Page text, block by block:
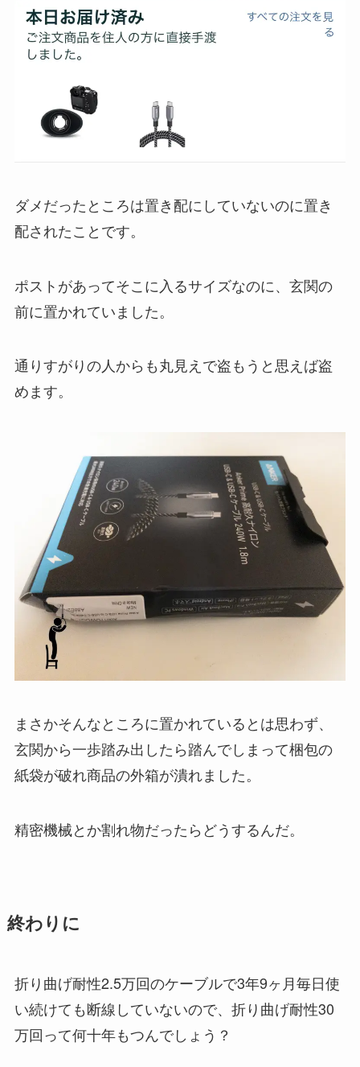
ダメだったところは置き配にしていないのに置き
配されたことです。
ポストがあってそこに入るサイズなのに、玄関の
前に置かれていました。
通りすがりの人からも丸見えで盗もうと思えば盗
めます。
まさかそんなところに置かれているとは思わず、
玄関から一歩踏み出したら踏んでしまって梱包の
紙袋が破れ商品の外箱が潰れました。
精密機械とか割れ物だったらどうするんだ。
終わりに
折り曲げ耐性2.5万回のケーブルで3年9ヶ月毎日使
い続けても断線していないので、折り曲げ耐性30
万回って何十年もつんでしょう？